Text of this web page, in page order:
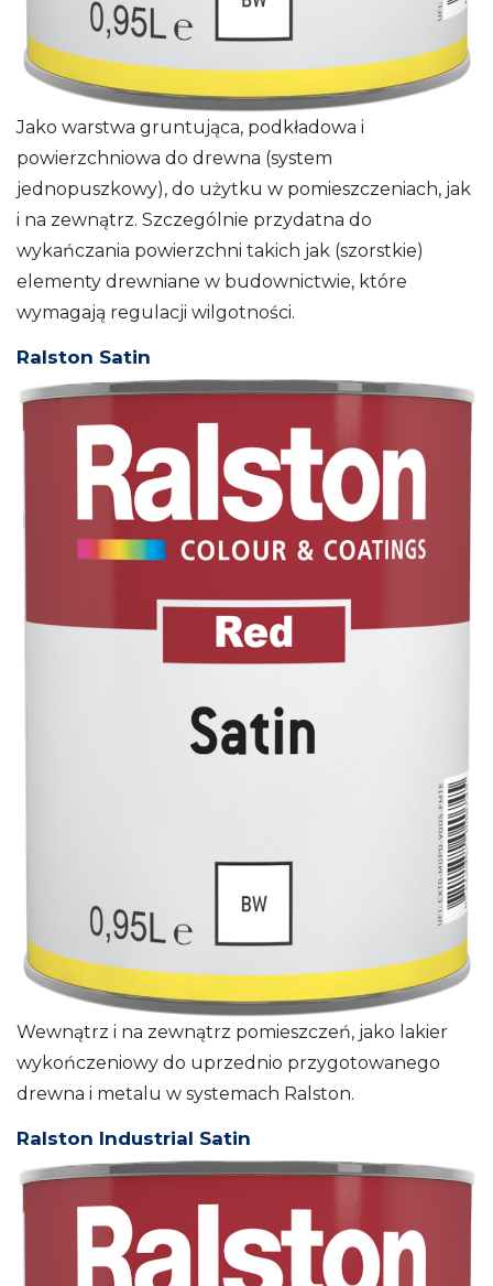
Jako warstwa gruntująca, podkładowa i
powierzchniowa do drewna (system
jednopuszkowy), do użytku w pomieszczeniach, jak
i na zewnątrz. Szczególnie przydatna do
wykańczania powierzchni takich jak (szorstkie)
elementy drewniane w budownictwie, które
wymagają regulacji wilgotności.
Ralston Satin
Wewnątrz i na zewnątrz pomieszczeń, jako lakier
wykończeniowy do uprzednio przygotowanego
drewna i metalu w systemach Ralston.
Ralston Industrial Satin